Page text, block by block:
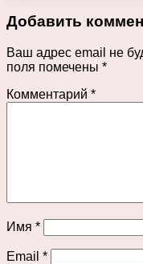
Добавить
Ваш адрес email не
поля помечены *
Комментарий *
Имя *
Email *